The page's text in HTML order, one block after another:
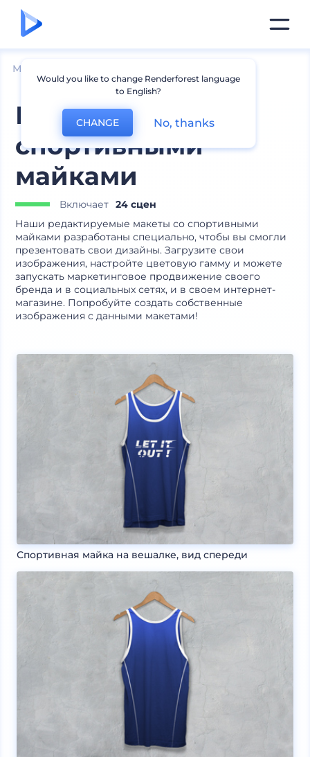
Мокапы
Макеты со
спортивными
майками
Включает 24 сцен
Наши редактируемые макеты со спортивными
майками разработаны специально, чтобы вы смогли
презентовать свои дизайны. Загрузите свои
изображения, настройте цветовую гамму и можете
запускать маркетинговое продвижение своего
бренда и в социальных сетях, и в своем интернет-
магазине. Попробуйте создать собственные
изображения с данными макетами!
Спортивная майка на вешалке, вид спереди
Would you like to change Renderforest language
to English?
CHANGE No, thanks